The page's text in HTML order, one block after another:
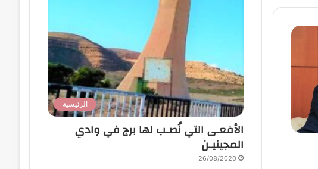
الرئيسية
الأفعـى التي نُصـب لها برج في وادي
المجينيـن
26/08/2020